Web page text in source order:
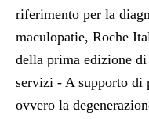
riferimento per la
maculopatie, Roche
della prima edizione
servizi - A supporto di
ovvero la